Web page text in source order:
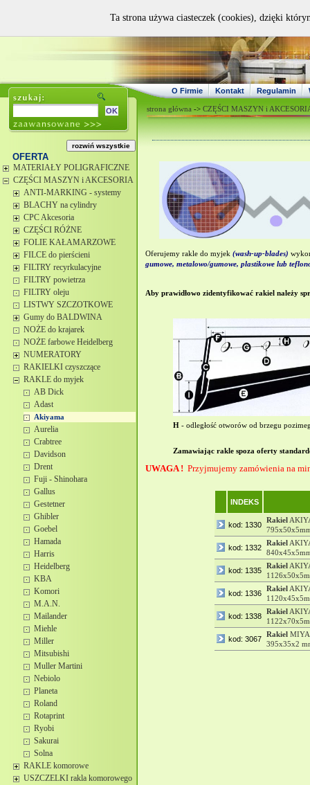
O Firmie Kontakt Regulamin
OFERTA
MATERIAŁY POLIGRAFICZNE
CZĘŚCI MASZYN i AKCESORIA
ANTI-MARKING - systemy
BLACHY na cylindry
CPC Akcesoria
CZĘŚCI RÓŻNE
FOLIE KAŁAMARZOWE
FILCE do pierścieni
FILTRY recyrkulacyjne
FILTRY powietrza
FILTRY oleju
LISTWY SZCZOTKOWE
Gumy do BALDWINA
NOŻE do krajarek
NOŻE farbowe Heidelberg
NUMERATORY
RAKIELKI czyszczące
RAKLE do myjek
AB Dick
Adast
Akiyama
Aurelia
Crabtree
Davidson
Drent
Fuji - Shinohara
Gallus
Gestetner
Ghibler
Goebel
Hamada
Harris
Heidelberg
KBA
Komori
M.A.N.
Mailander
Miehle
Miller
Mitsubishi
Muller Martini
Nebiolo
Planeta
Roland
Rotaprint
Ryobi
Sakurai
Solna
RAKLE komorowe
USZCZELKI rakla komorowego
strona główna -> CZĘŚCI MASZYN i
Oferujemy rakle do myjek (wash-up-blades)
gumowe, metalowo/gumowe, plastikowe lub
Aby prawidłowo zidentyfikować rakiel należy
H - odległość otworów od brzegu
Zamawiając rakle spoza oferty
UWAGA ! Przyjmujemy zamówienia na
INDEKS
kod: 1330
Rakiel
kod: 1332
Rakiel
kod: 1335
Rakiel
kod: 1336
Rakiel
kod: 1338
Rakiel
kod: 3067
Rakiel
395x35x2
Ta strona używa ciasteczek (cookies), dzięki